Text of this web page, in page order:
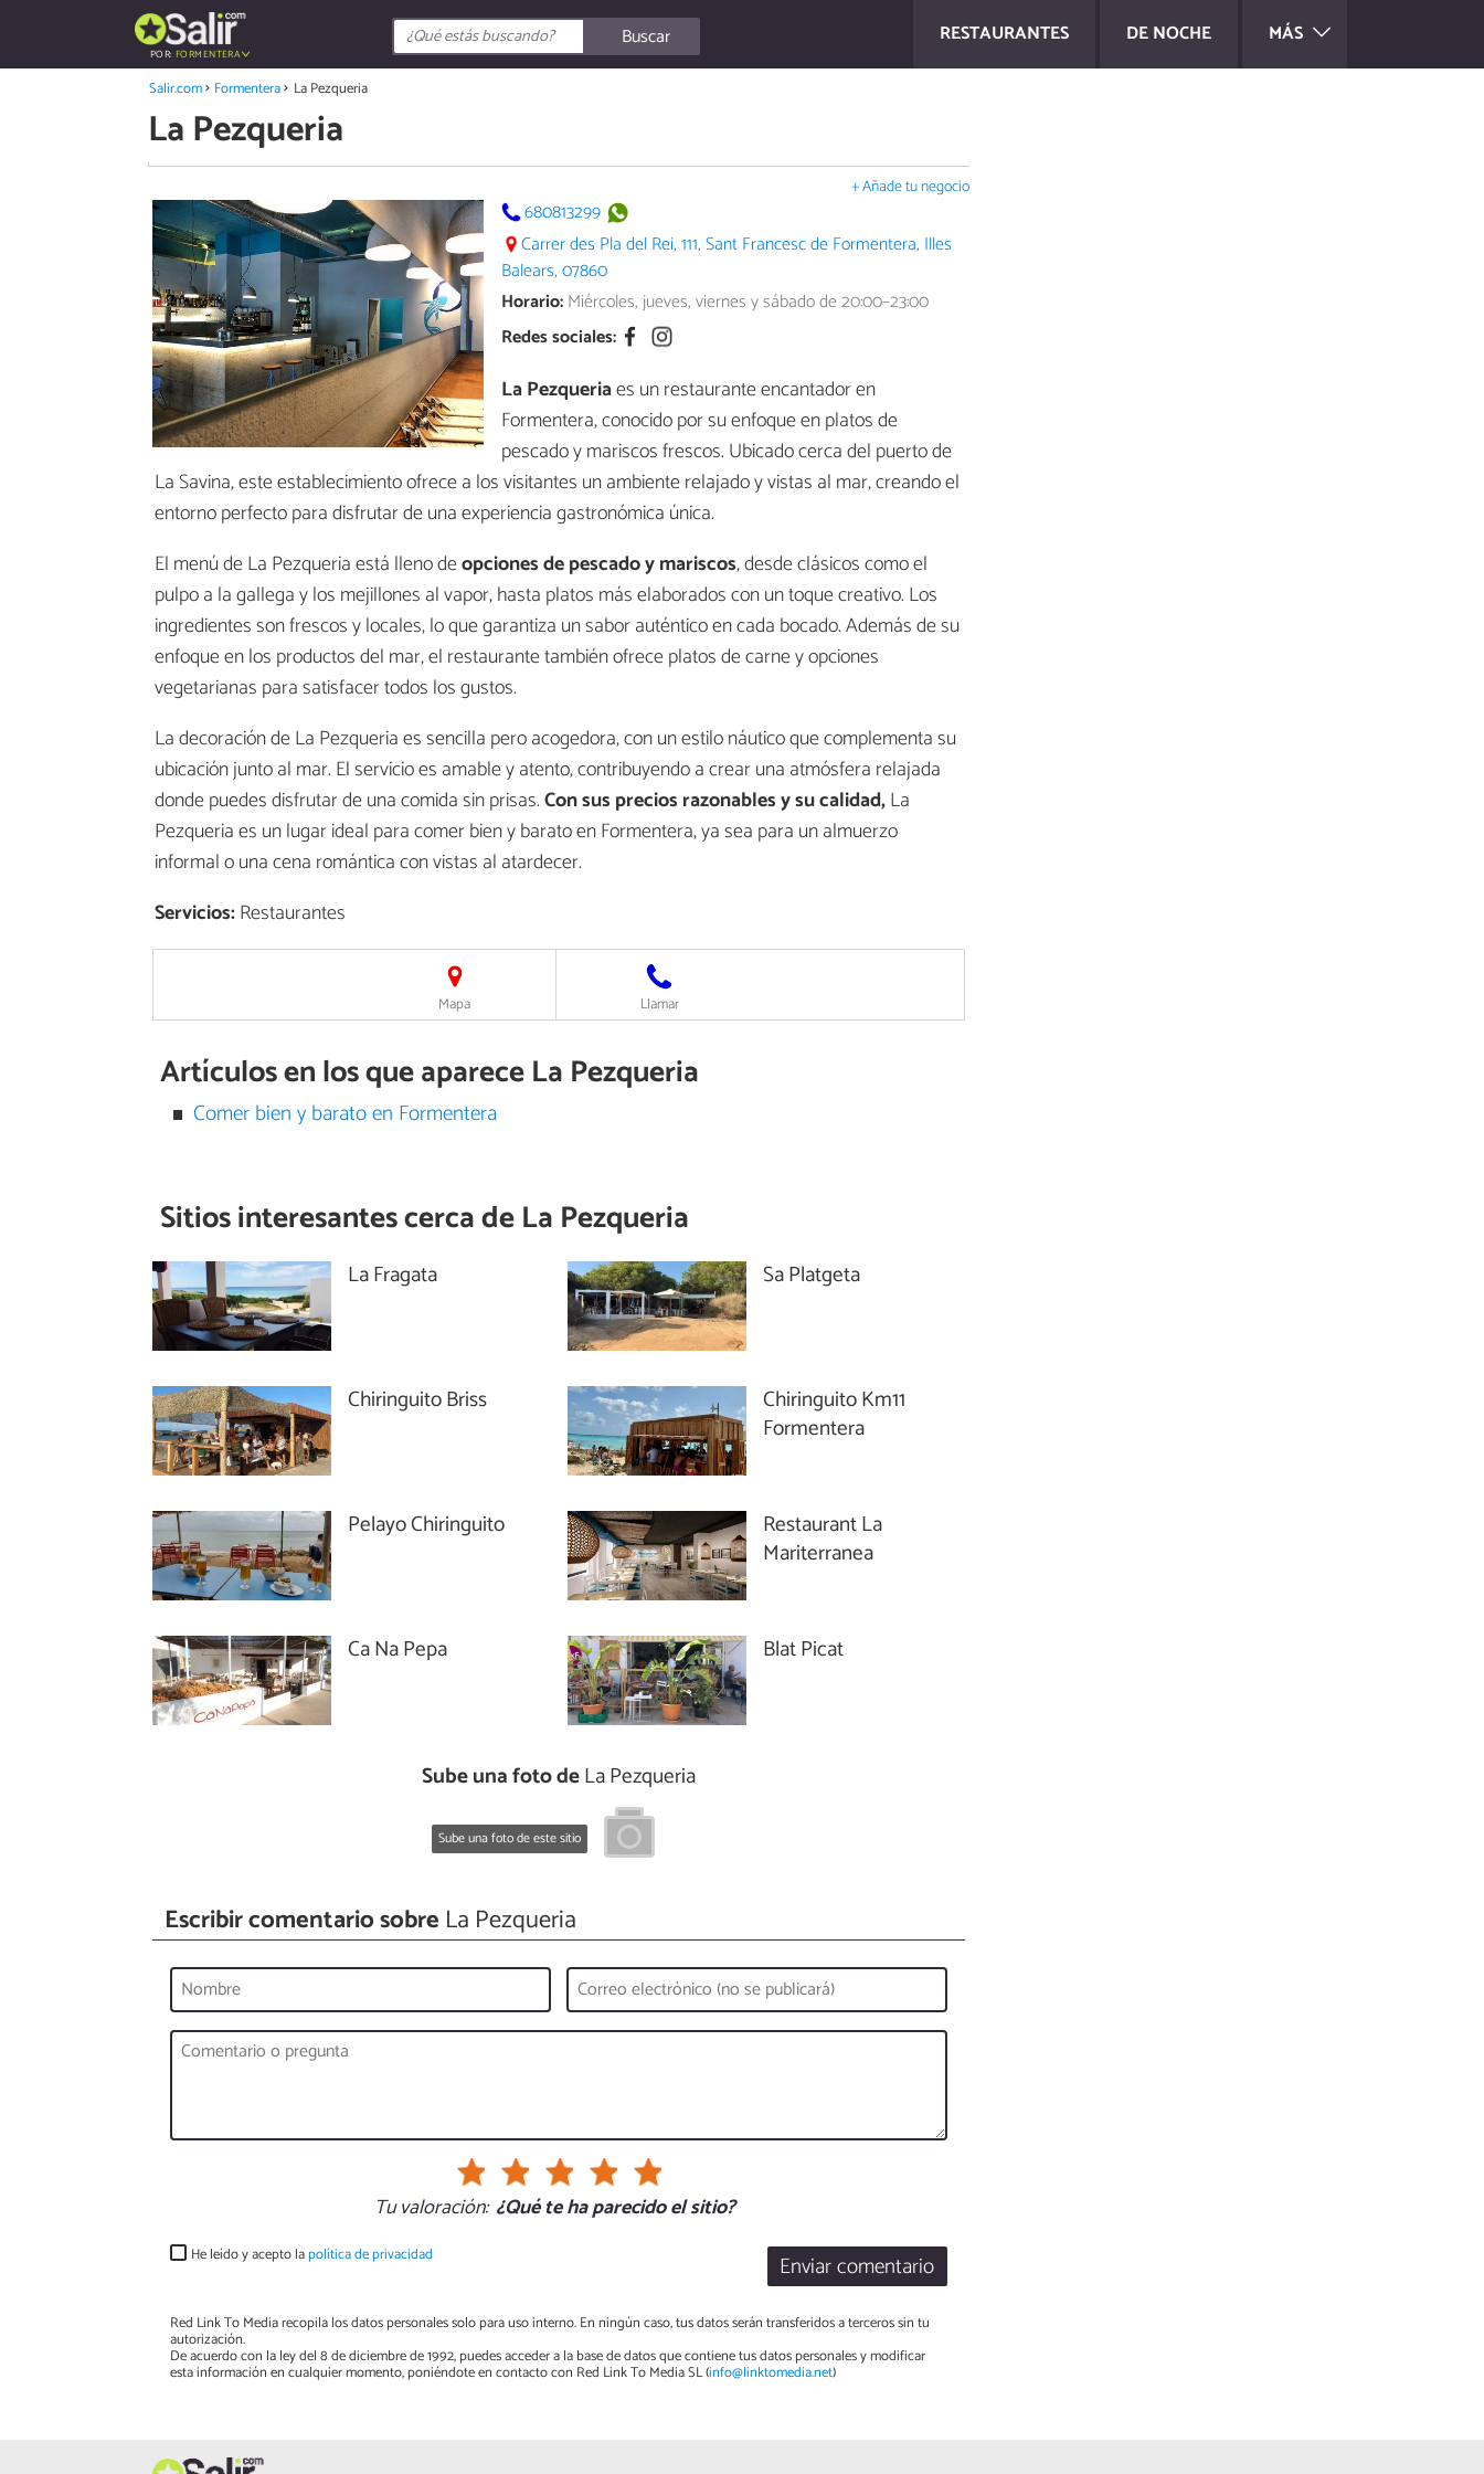
RESTAURANTES DE NOCHE MÁS
POR: FORMENTERA
Buscar
Salir.com Formentera La Pezqueria
La Pezqueria
+ Añade tu negocio
680813299
Carrer des Pla del Rei, 111, Sant Francesc de Formentera, Illes
Balears, 07860
Horario:Miércoles, jueves, viernes y sábado de 20:00–23:00
Redes sociales:
La Pezqueriaes un restaurante encantador en
Formentera, conocido por su enfoque en platos de
pescado y mariscos frescos. Ubicado cerca del puerto de
La Savina, este establecimiento ofrece a los visitantes un ambiente relajado y vistas al mar, creando el
entorno perfecto para disfrutar de una experiencia gastronómica única.
El menú de La Pezqueria está lleno deopciones de pescado y mariscos, desde clásicos como el
pulpo a la gallega y los mejillones al vapor, hasta platos más elaborados con un toque creativo. Los
ingredientes son frescos y locales, lo que garantiza un sabor auténtico en cada bocado. Además de su
enfoque en los productos del mar, el restaurante también ofrece platos de carne y opciones
vegetarianas para satisfacer todos los gustos.
La decoración de La Pezqueria es sencilla pero acogedora, con un estilo náutico que complementa su
ubicación junto al mar. El servicio es amable y atento, contribuyendo a crear una atmósfera relajada
donde puedes disfrutar de una comida sin prisas.Con sus precios razonables y su calidad,La
Pezqueria es un lugar ideal para comer bien y barato en Formentera, ya sea para un almuerzo
informal o una cena romántica con vistas al atardecer.
Servicios:Restaurantes
Mapa Llamar
Artículos en los que aparece La Pezqueria
Comer bien y barato en Formentera
Sitios interesantes cerca deLa Pezqueria
La Fragata Sa Platgeta
Chiringuito Briss
Chiringuito Km11
Formentera
Pelayo Chiringuito
Restaurant La
Mariterranea
Ca Na Pepa Blat Picat
Sube una foto deLa Pezqueria
Sube una foto de este sitio
Escribir comentario sobre La Pezqueria
Tu valoración: ¿Qué te ha parecido el sitio?
Enviar comentario
He leído y acepto lapolítica de privacidad
Red Link To Media recopila los datos personales solo para uso interno. En ningún caso, tus datos serán transferidos a terceros sin tu
autorización.
De acuerdo con la ley del 8 de diciembre de 1992, puedes acceder a la base de datos que contiene tus datos personales y modificar
esta información en cualquier momento, poniéndote en contacto con Red Link To Media SL (info@linktomedia.net)